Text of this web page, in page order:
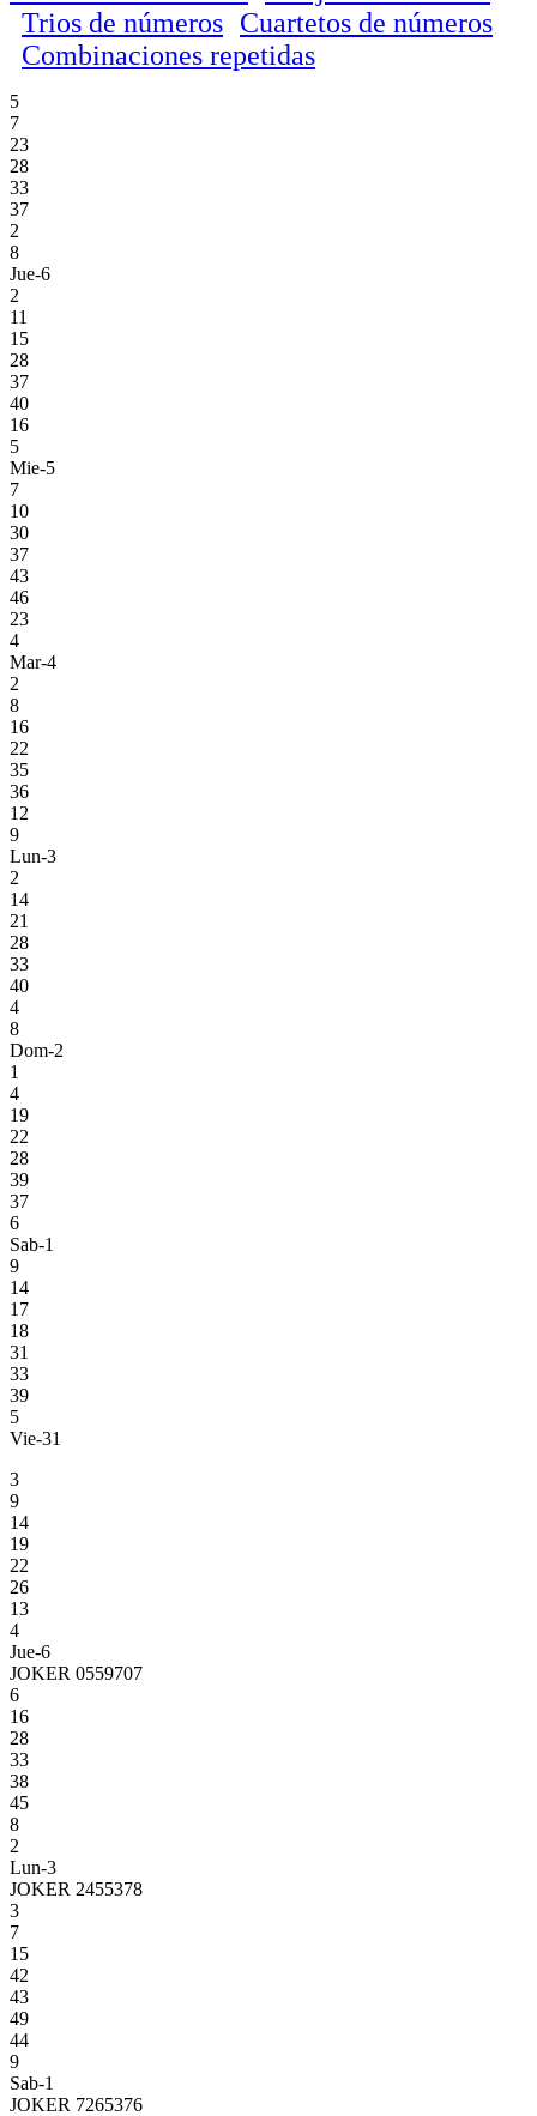
Trios de números Cuartetos de números
Combinaciones repetidas
5
7
23
28
33
37
2
8
Jue-6
2
11
15
28
37
40
16
5
Mie-5
7
10
30
37
43
46
23
4
Mar-4
2
8
16
22
35
36
12
9
Lun-3
2
14
21
28
33
40
4
8
Dom-2
1
4
19
22
28
39
37
6
Sab-1
9
14
17
18
31
33
39
5
Vie-31
3
9
14
19
22
26
13
4
Jue-6
JOKER 0559707
6
16
28
33
38
45
8
2
Lun-3
JOKER 2455378
3
7
15
42
43
49
44
9
Sab-1
JOKER 7265376